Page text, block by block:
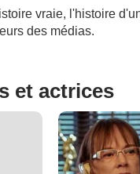
vraie, l'histoire
des médias.
et actrices